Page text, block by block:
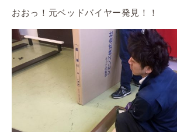
おおっ！元ベッドバイヤー発見！！